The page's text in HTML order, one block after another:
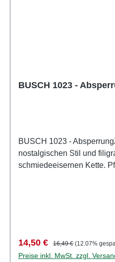
BUSCH 1023 -
BUSCH 1023 -
nostalgischen Stil und
schmiedeeisernen Kette.
1:87Altersempfehlung: ab
Verkaufspreis:
14,50 € Regulärer Preis:
16,49 € (12.07%
Preise inkl. MwSt. zzgl.